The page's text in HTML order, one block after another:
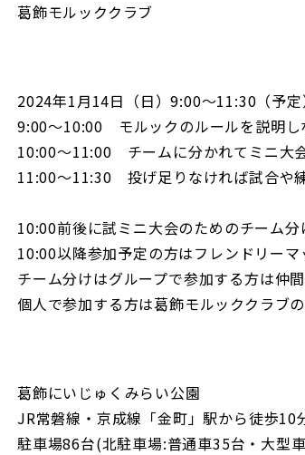
葛飾モルッククラブ
2024年1月14日（日）9:00〜11:30（予定
9:00〜10:00 モルックのルールを説明し
10:00〜11:00 チームに分かれてミニ大
11:00〜11:30 投げ足りなければ試合や
10:00前後に試ミニ大会のためのチーム分
10:00以降参加予定の方はフレンドリーマ
チーム分けはグループで参加する方は仲
個人で参加する方は葛飾モルッククラブ
葛飾にいじゅくみらい公園
JR常磐線・京成線「金町」駅から徒歩10
駐車場86台(北駐車場:普通車35台・大